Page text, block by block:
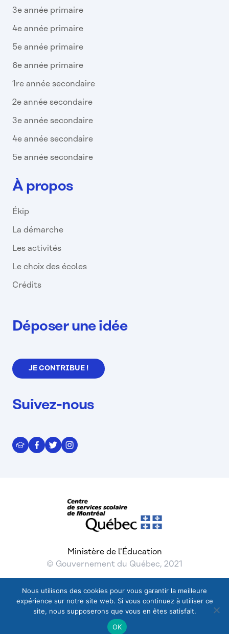
3e année primaire
4e année primaire
5e année primaire
6e année primaire
1re année secondaire
2e année secondaire
3e année secondaire
4e année secondaire
5e année secondaire
À propos
Ékip
La démarche
Les activités
Le choix des écoles
Crédits
Déposer une idée
JE CONTRIBUE !
Suivez-nous
Ministère de l'Éducation
© Gouvernement du Québec, 2021
© 2026 Gouvernement du Québec, Tous droits réservés
FAQ – Questions réponses
Nous utilisons des cookies pour vous garantir la meilleure
expérience sur notre site web. Si vous continuez à utiliser ce
site, nous supposerons que vous en êtes satisfait.
OK